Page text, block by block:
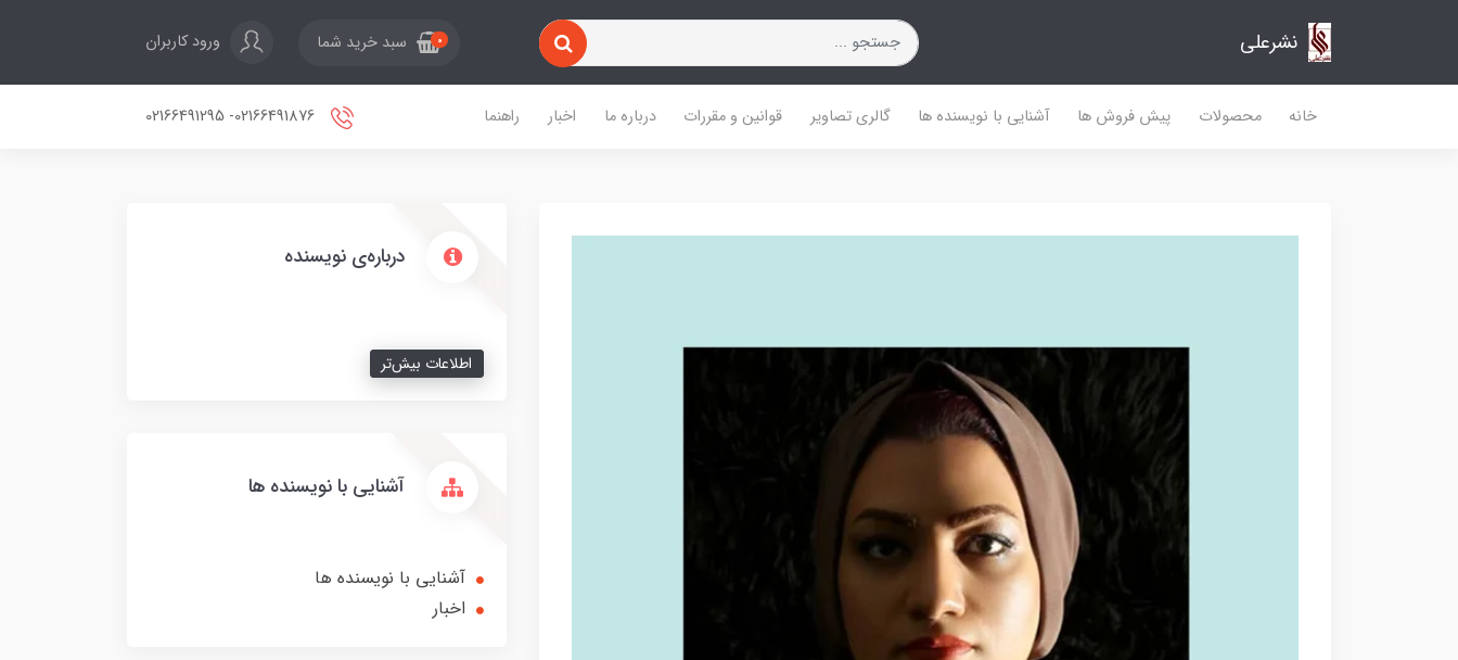
نشرعلی 0 سبد خرید شما ورود کاربران
خانه محصولات پیش فروش ها آشنایی با نویسنده ها گالری تصاویر قوانین و مقررات درباره ما اخبار راهنما
درباره‌ی نویسنده
اطلاعات بیش‌تر
آشنایی با نویسنده ها
آشنایی با نویسنده ها
اخبار